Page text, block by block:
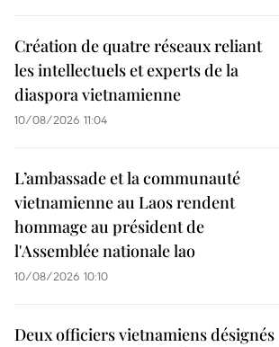
Création de quatre réseaux reliant
les intellectuels et experts de la
diaspora vietnamienne
10/08/2026 11:04
L’ambassade et la communauté
vietnamienne au Laos rendent
hommage au président de
l'Assemblée nationale lao
10/08/2026 10:10
Deux officiers vietnamiens désignés